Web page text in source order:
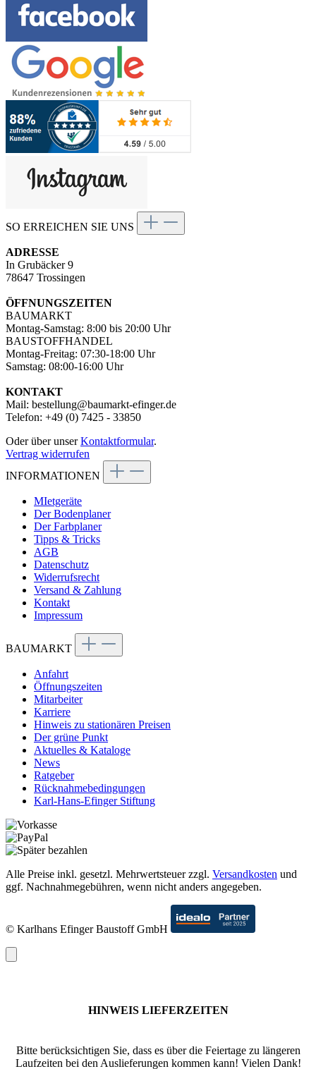
SO ERREICHEN SIE UNS
ADRESSE
In Grubäcker 9
78647 Trossingen
ÖFFNUNGSZEITEN
BAUMARKT
Montag-Samstag: 8:00 bis 20:00 Uhr
BAUSTOFFHANDEL
Montag-Freitag: 07:30-18:00 Uhr
Samstag: 08:00-16:00 Uhr
KONTAKT
Mail: bestellung@baumarkt-efinger.de
Telefon: +49 (0) 7425 - 33850
Oder über unserKontaktformular.
Vertrag widerrufen
INFORMATIONEN
MIetgeräte
Der Bodenplaner
Der Farbplaner
Tipps & Tricks
AGB
Datenschutz
Widerrufsrecht
Versand & Zahlung
Kontakt
Impressum
BAUMARKT
Anfahrt
Öffnungszeiten
Mitarbeiter
Karriere
Hinweis zu stationären Preisen
Der grüne Punkt
Aktuelles & Kataloge
News
Ratgeber
Rücknahmebedingungen
Karl-Hans-Efinger Stiftung
Alle Preise inkl. gesetzl. Mehrwertsteuer zzgl. Versandkosten und
ggf. Nachnahmegebühren, wenn nicht anders angegeben.
© Karlhans Efinger Baustoff GmbH
HINWEIS LIEFERZEITEN
Bitte berücksichtigen Sie, dass es über die Feiertage zu längeren
Laufzeiten bei den Auslieferungen kommen kann! Vielen Dank!